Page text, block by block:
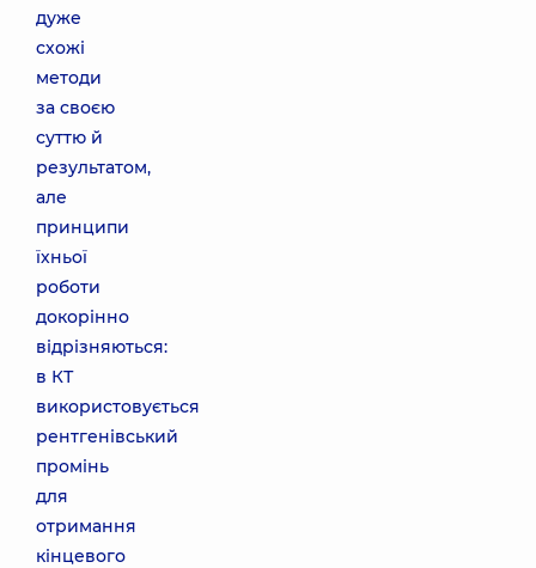
дуже
схожі
методи
за своєю
суттю й
результатом,
але
принципи
їхньої
роботи
докорінно
відрізняються:
в КТ
використовується
рентгенівський
промінь
для
отримання
кінцевого